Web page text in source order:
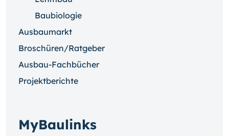
Baubiologie
Ausbaumarkt
Broschüren/Ratgeber
Ausbau-Fachbücher
Projektberichte
MyBaulinks